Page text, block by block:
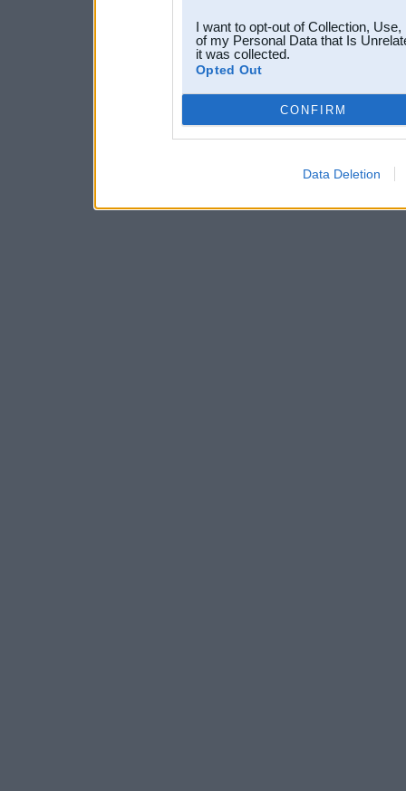
I want to opt-out of Collection,
of my Personal Data that Is
it was collected.
Opted Out
CONFIRM
Data Deletion